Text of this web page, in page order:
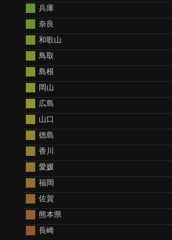
兵庫
奈良
和歌山
鳥取
島根
岡山
広島
山口
徳島
香川
愛媛
福岡
佐賀
熊本県
長崎